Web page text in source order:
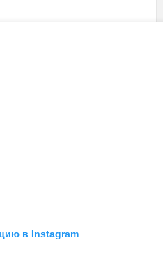
в Instagram